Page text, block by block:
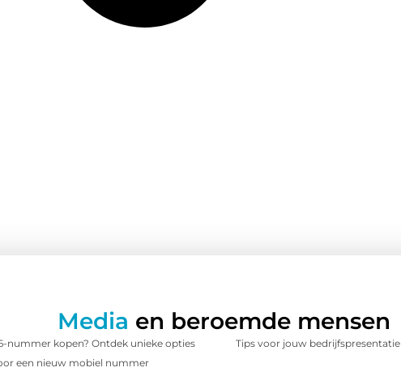
Media en beroemde mensen
nummer kopen? Ontdek unieke opties
een nieuw mobiel nummer
Tips voor jouw bedrijfspresentatie